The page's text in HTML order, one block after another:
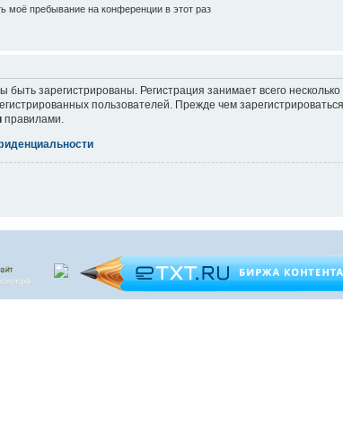
моё пребывание на конференции в этот раз
зарегистрированы. Регистрация занимает всего
пользователей. Прежде чем
правилами.